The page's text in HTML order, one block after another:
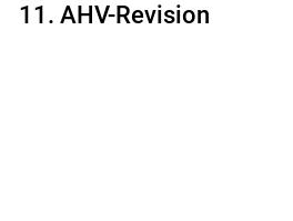
11. AHV-Revision